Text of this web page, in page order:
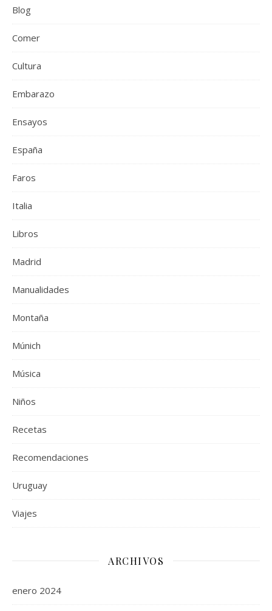
Blog
Comer
Cultura
Embarazo
Ensayos
España
Faros
Italia
Libros
Madrid
Manualidades
Montaña
Múnich
Música
Niños
Recetas
Recomendaciones
Uruguay
Viajes
ARCHIVOS
enero 2024